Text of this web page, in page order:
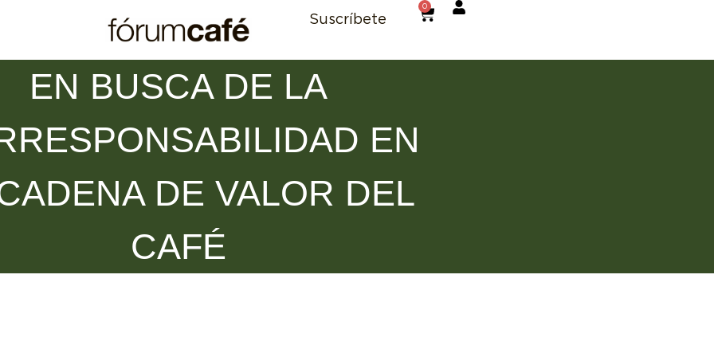
Suscríbete
0
EN BUSCA DE LA
EN
DE VALOR DEL
CAFÉ